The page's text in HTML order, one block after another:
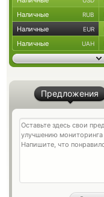
Наличные RUB
Наличные EUR
Наличные UAH
Предложения